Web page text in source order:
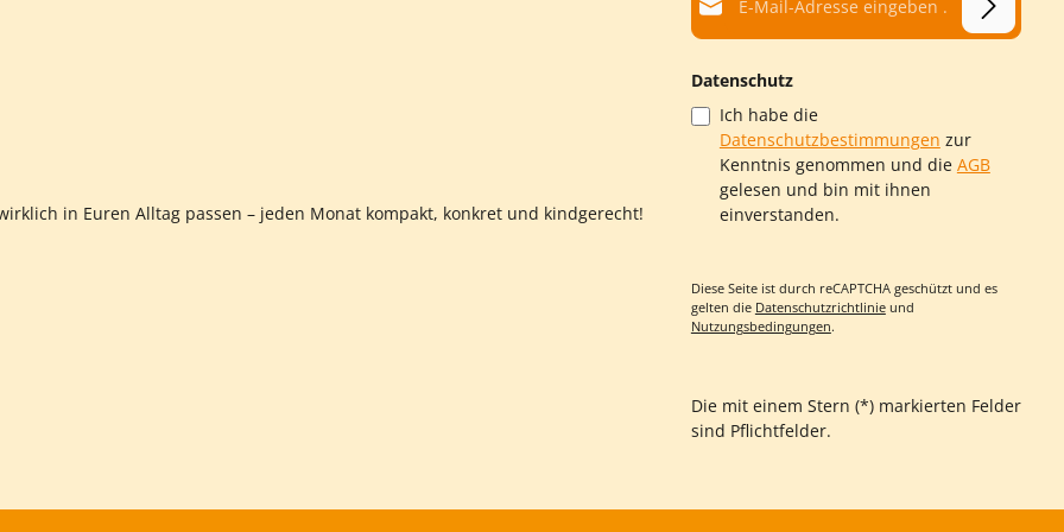
in Euren Alltag passen – jeden Monat kompakt, konkret und kindgerecht!
Datenschutz
Ich habe die
Datenschutzbestimmungen zur
Kenntnis genommen und die AGB
gelesen und bin mit ihnen
einverstanden.
Diese Seite ist durch reCAPTCHA geschützt und es
gelten die Datenschutzrichtlinieund
Nutzungsbedingungen.
Die mit einem Stern (*) markierten Felder
sind Pflichtfelder.